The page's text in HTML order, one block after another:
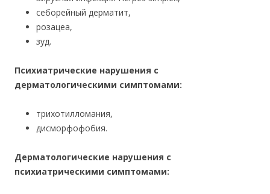
себорейный дерматит,
розацеа,
зуд.
Психиатрические нарушения с
дерматологическими симптомами:
трихотилломания,
дисморфофобия.
Дерматологические нарушения с
психиатрическими симптомами: